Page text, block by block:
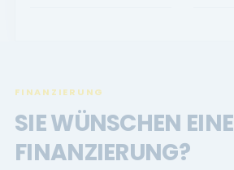
FINANZIERUNG
SIE WÜNSCHEN EINE
FINANZIERUNG?